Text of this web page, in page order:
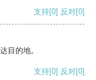
支持[0] 反对[0]
目的地。
支持[0] 反对[0]